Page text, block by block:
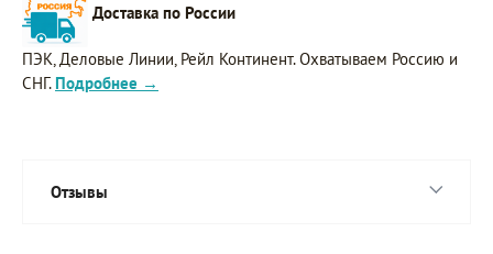
Доставка по России
ПЭК, Деловые Линии, Рейл Континент. Охватываем Россию и
СНГ. Подробнее →
Отзывы